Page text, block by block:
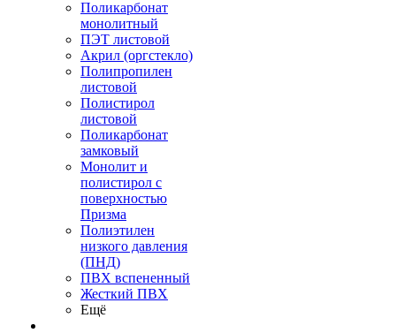
Поликарбонат
монолитный
ПЭТ листовой
Акрил (оргстекло)
Полипропилен
листовой
Полистирол
листовой
Поликарбонат
замковый
Монолит и
полистирол с
поверхностью
Призма
Полиэтилен
низкого давления
(ПНД)
ПВХ вспененный
Жесткий ПВХ
Ещё